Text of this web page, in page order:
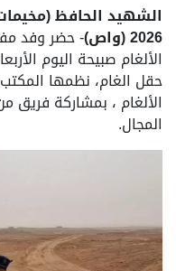
2026 (واص) - حضر وفد
الألغام صبيحة اليوم
حقل الغام، نظمها
الألغام ، بمشاركة فريق
المجال.